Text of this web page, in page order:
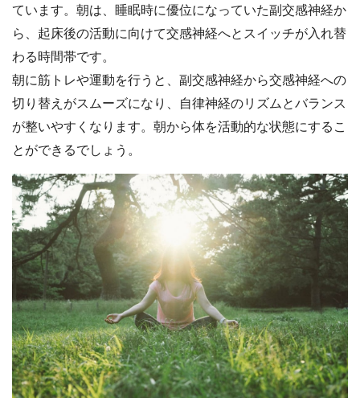
ています。朝は、睡眠時に優位になっていた副交感神経か
ら、起床後の活動に向けて交感神経へとスイッチが入れ替
わる時間帯です。
朝に筋トレや運動を行うと、副交感神経から交感神経への
切り替えがスムーズになり、自律神経のリズムとバランス
が整いやすくなります。朝から体を活動的な状態にするこ
とができるでしょう。